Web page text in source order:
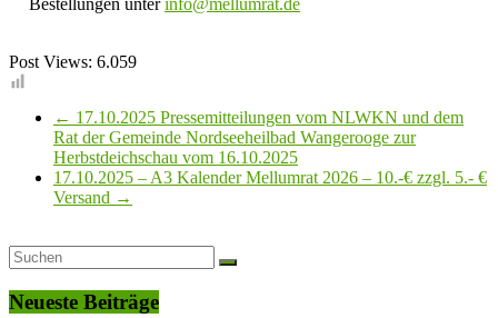
Bestellungen unterinfo@mellumrat.de
Post Views: 6.059
← 17.10.2025 Pressemitteilungen vom NLWKN und dem
Rat der Gemeinde Nordseeheilbad Wangerooge zur
Herbstdeichschau vom 16.10.2025
17.10.2025 – A3 Kalender Mellumrat 2026 – 10.-€ zzgl. 5.- €
Versand →
Neueste Beiträge